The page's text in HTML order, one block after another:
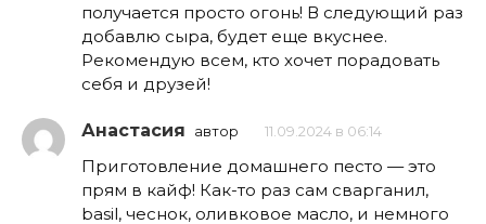
получается просто огонь! В следующий раз
добавлю сыра, будет еще вкуснее.
Рекомендую всем, кто хочет порадовать
себя и друзей!
Анастасия автор 11.09.2024 в 06:14
Приготовление домашнего песто — это
прям в кайф! Как-то раз сам сварганил,
basil, чеснок, оливковое масло, и немного